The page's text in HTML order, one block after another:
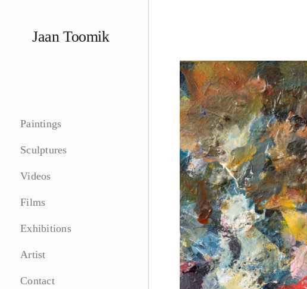
Jaan Toomik
Paintings
Sculptures
Videos
Films
Exhibitions
Artist
Contact